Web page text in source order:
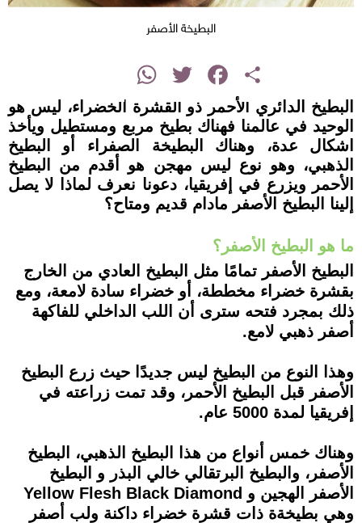
البطيخة الأصفر
Share
Facebook
Twitter
WhatsApp
البطيخ الدائري الأحمر ذو القشرة الخضراء، ليس هو
الوحيد في عالمنا فهناك بطيخ مربع ومستطيل ويأخذ
اشكال عدة، وهناك البطيخة الصفراء أو البطيخ
الذهبي، وهو نوع ليس مهجن هو أقدم من البطيخ
الأحمر ويزرع في إفريقيا، دعونا نعرف لماذا لا يصل
إلينا البطيخ الأصفر مادام قديم ومتاح؟
ما هو البطيخ الأصفر؟
البطيخ الأصفر تمامًا مثل البطيخ العادي من الخارج
بقشرة خضراء مخططة، أو خضراء سادة لامعة، ومع
ذلك بمجرد فتحه سترى أن اللب الداخلي للفاكهة
أصفر ذهبي لامع.
وهذا النوع من البطيخ ليس جديدًا حيث زرع البطيخ
الأصفر قبل البطيخ الأحمر، وقد تمت زراعته في
إفريقيا لمدة 5000 عام.
وهناك خمس أنواع من هذا البطيخ الذهبي، البطيخ
الأصفر، والبطيخ البرتقالي خالي البذر و البطيخ
الأصفر الهجين و Yellow Flesh Black Diamond
وهي بطيخةة ذات قشرة خضراء داكنة ولب أصفر